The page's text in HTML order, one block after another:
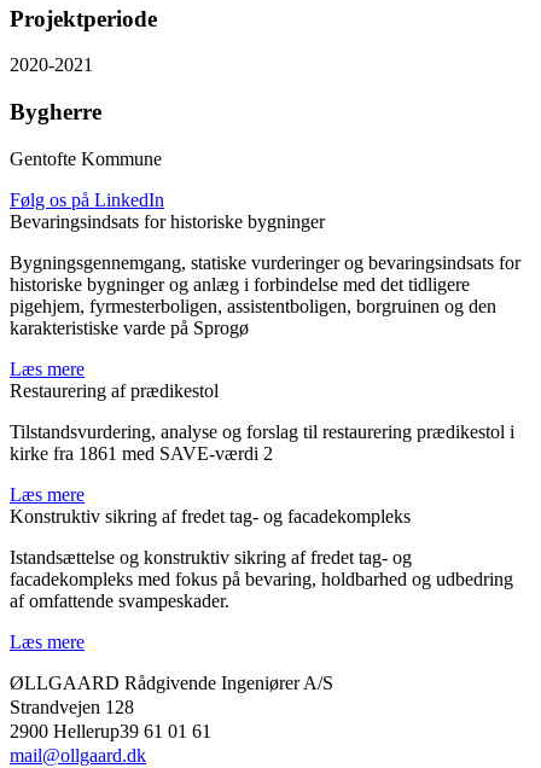
Projektperiode
2020-2021
Bygherre
Gentofte Kommune
Følg os på LinkedIn
Bevaringsindsats for historiske bygninger
Bygningsgennemgang, statiske vurderinger og bevaringsindsats for
historiske bygninger og anlæg i forbindelse med det tidligere
pigehjem, fyrmesterboligen, assistentboligen, borgruinen og den
karakteristiske varde på Sprogø
Læs mere
Restaurering af prædikestol
Tilstandsvurdering, analyse og forslag til restaurering prædikestol i
kirke fra 1861 med SAVE-værdi 2
Læs mere
Konstruktiv sikring af fredet tag- og facadekompleks
Istandsættelse og konstruktiv sikring af fredet tag- og
facadekompleks med fokus på bevaring, holdbarhed og udbedring
af omfattende svampeskader.
Læs mere
ØLLGAARD Rådgivende Ingeniører A/S
Strandvejen 128
2900 Hellerup39 61 01 61
mail@ollgaard.dk